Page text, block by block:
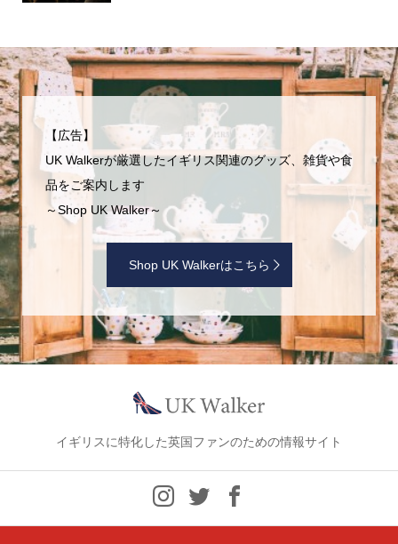
【広告】
UK Walkerが厳選したイギリス関連のグッズ、雑貨や食
品をご案内します
～Shop UK Walker～
Shop UK Walkerはこちら
イギリスに特化した英国ファンのための情報サイト